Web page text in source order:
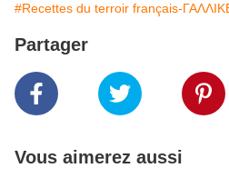
#Recettes du terroir français-
Partager
Vous aimerez aussi